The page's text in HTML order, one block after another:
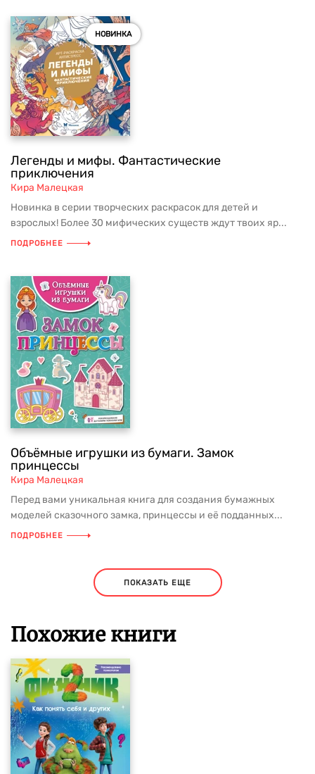
НОВИНКА
Легенды и мифы. Фантастические
приключения
Кира Малецкая
Новинка в серии творческих раскрасок для детей и
взрослых! Более 30 мифических существ ждут твоих яр...
ПОДРОБНЕЕ
Объёмные игрушки из бумаги. Замок
принцессы
Кира Малецкая
Перед вами уникальная книга для создания бумажных
моделей сказочного замка, принцессы и её подданных...
ПОДРОБНЕЕ
ПОКАЗАТЬ ЕЩЕ
Похожие книги